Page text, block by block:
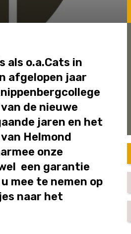
als o.a.Cats in
afgelopen jaar
de nieuwe
jaren en het
Helmond
onze
een garantie
mee te nemen op
naar het